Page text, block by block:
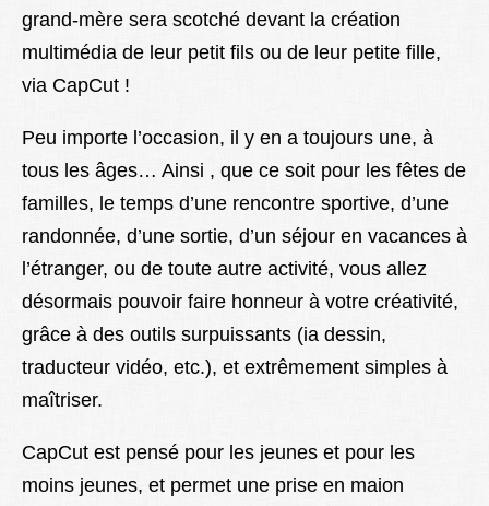
grand-mère sera scotché devant la création
multimédia de leur petit fils ou de leur petite fille,
via CapCut !
Peu importe l’occasion, il y en a toujours une, à
tous les âges… Ainsi , que ce soit pour les fêtes de
familles, le temps d’une rencontre sportive, d’une
randonnée, d’une sortie, d’un séjour en vacances à
l’étranger, ou de toute autre activité, vous allez
désormais pouvoir faire honneur à votre créativité,
grâce à des outils surpuissants (ia dessin,
traducteur vidéo, etc.), et extrêmement simples à
maîtriser.
CapCut est pensé pour les jeunes et pour les
moins jeunes, et permet une prise en maion